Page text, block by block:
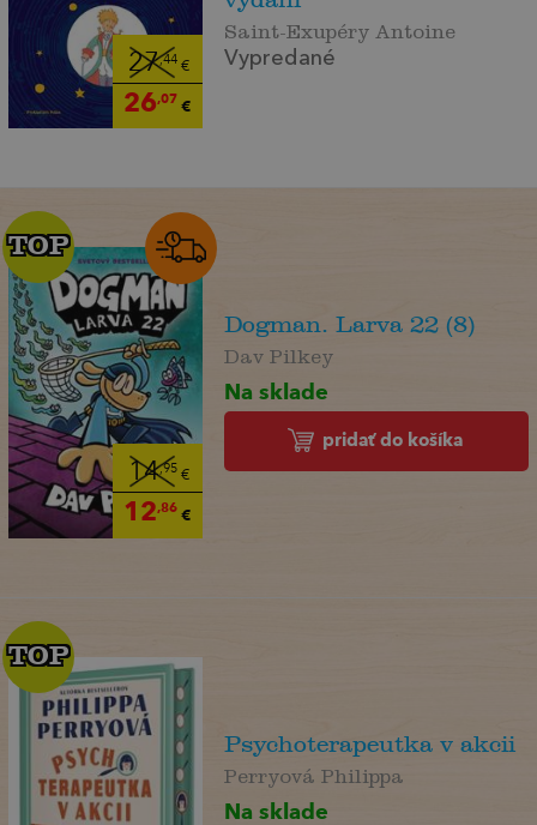
27,44€
26,07 €
Saint-Exupéry Antoine
Vypredané
14,95€
12,86€
TOP
TOP
Dogman. Larva 22 (8)
Dav Pilkey
Na sklade
pridať do košíka
TOP
TOP
Psychoterapeutka v akcii
Perryová Philippa
Na sklade